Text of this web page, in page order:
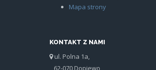
Mapa strony
KONTAKT Z NAMI
ul. Polna 1a,
62-070 Dopiewo